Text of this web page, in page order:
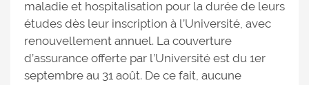
maladie et hospitalisation pour la durée de leurs
études dès leur inscription à l’Université, avec
renouvellement annuel. La couverture
d’assurance offerte par l’Université est du 1er
septembre au 31 août. De ce fait, aucune